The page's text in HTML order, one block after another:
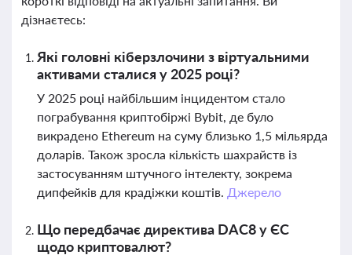
дізнаєтесь:
Які головні кіберзлочини з віртуальними
активами сталися у 2025 році?
У 2025 році найбільшим інцидентом стало
пограбування криптобіржі Bybit, де було
викрадено Ethereum на суму близько 1,5 мільярда
доларів. Також зросла кількість шахрайств із
застосуванням штучного інтелекту, зокрема
дипфейків для крадіжки коштів. Джерело
Що передбачає директива DAC8 у ЄС
щодо криптовалют?